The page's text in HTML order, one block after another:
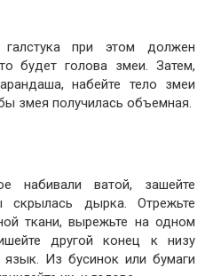
при этом должен
будет голова змеи. Затем,
набейте тело змеи
змея получилась объемная.
набивали ватой, зашейте
скрылась дырка. Отрежьте
ткани, вырежьте на одном
другой конец к низу
Из бусинок или бумаги